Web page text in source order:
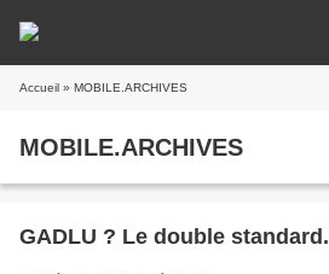
Accueil » MOBILE.ARCHIVES
MOBILE.ARCHIVES
GADLU ? Le double standard.